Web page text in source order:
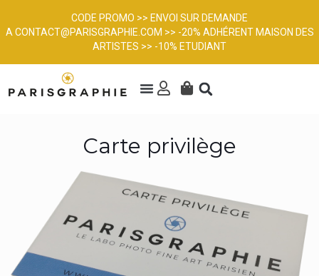
CODE PROMO >> ENVOI SUR DEMANDE
A CONTACT@PARISGRAPHIE.COM >> -20% ADHÉRENT MAISON DES
ARTISTES >> -10% ETUDIANT
Carte privilège